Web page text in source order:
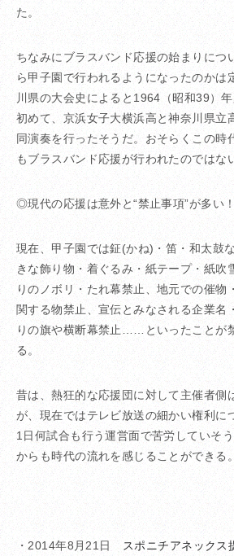
た。
ちなみにブラスバンド応援の始まりにつ
ら甲子園で行われるようになったのかは
川県の大会史によると1964（昭和39）
初めて、京浜女子大横浜高と神奈川県立
同演奏を行ったそうだ。おそらくこの時
もブラスバンド応援が行われたのではな
◎現代の応援は意外と“禁止事項”が多い！
現在、甲子園では鉦(かね)・笛・和太鼓
きな飾り物・着ぐるみ・紙テープ・紙吹
りのノボリ・たれ幕禁止、地元での催物
関する物禁止、宣伝とみなされる企業名
りの旗や横断幕禁止……といったことが
る。
昔は、熱狂的な応援団に対して主催者側
が、現在ではテレビ放送の細かい権利に
1日何試合も行う運営面で苦労していそ
からも時代の流れを感じることができる。
・2014年8月21日 スポニチアネックス